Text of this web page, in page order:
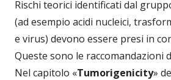
Rischi teorici identificati dal
(ad esempio acidi nucleici,
​​e virus) devono essere presi in
Queste sono le raccomandazioni
Nel capitolo «Tumorigenicity»